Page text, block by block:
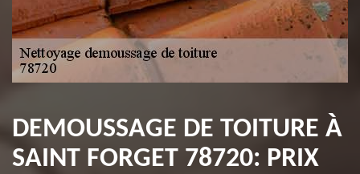
DEMOUSSAGE DE TOITURE À
SAINT FORGET 78720: PRIX